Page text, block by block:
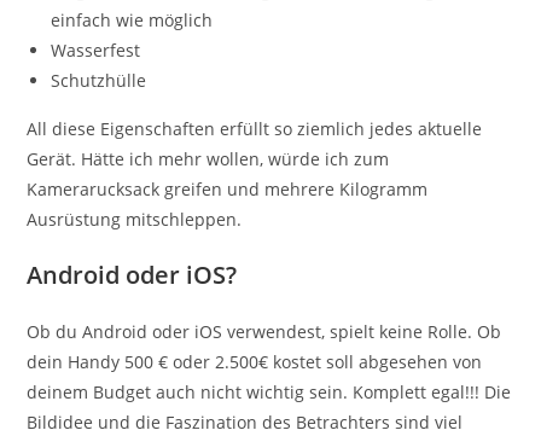
einfach wie möglich
Wasserfest
Schutzhülle
All diese Eigenschaften erfüllt so ziemlich jedes aktuelle
Gerät. Hätte ich mehr wollen, würde ich zum
Kamerarucksack greifen und mehrere Kilogramm
Ausrüstung mitschleppen.
Android oder iOS?
Ob du Android oder iOS verwendest, spielt keine Rolle. Ob
dein Handy 500 € oder 2.500€ kostet soll abgesehen von
deinem Budget auch nicht wichtig sein. Komplett egal!!! Die
Bildidee und die Faszination des Betrachters sind viel